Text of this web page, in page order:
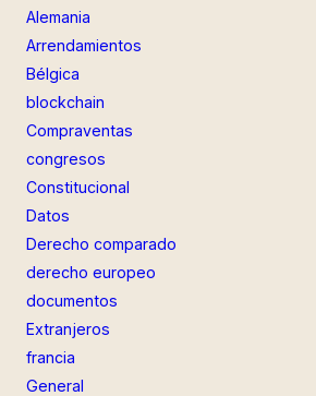
Alemania
Arrendamientos
Bélgica
blockchain
Compraventas
congresos
Constitucional
Datos
Derecho comparado
derecho europeo
documentos
Extranjeros
francia
General